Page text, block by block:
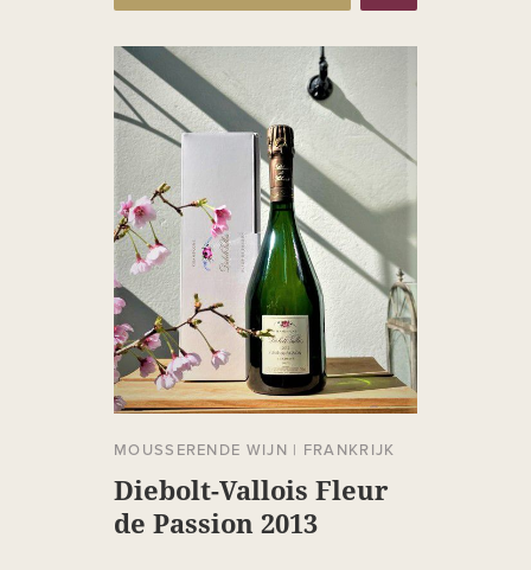
MOUSSERENDE WIJN | FRANKRIJK
Diebolt-Vallois Fleur
de Passion 2013